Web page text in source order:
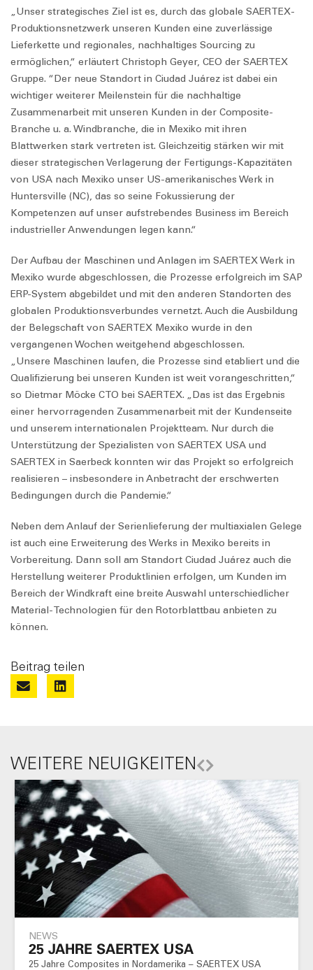
„Unser strategisches Ziel ist es, durch das globale SAERTEX-
Produktionsnetzwerk unseren Kunden eine zuverlässige
Lieferkette und regionales, nachhaltiges Sourcing zu
ermöglichen,“ erläutert Christoph Geyer, CEO der SAERTEX
Gruppe. “Der neue Standort in Ciudad Juárez ist dabei ein
wichtiger weiterer Meilenstein für die nachhaltige
Zusammenarbeit mit unseren Kunden in der Composite-
Branche u. a. Windbranche, die in Mexiko mit ihren
Blattwerken stark vertreten ist. Gleichzeitig stärken wir mit
dieser strategischen Verlagerung der Fertigungs-Kapazitäten
von USA nach Mexiko unser US-amerikanisches Werk in
Huntersville (NC), das so seine Fokussierung der
Kompetenzen auf unser aufstrebendes Business im Bereich
industrieller Anwendungen legen kann.“
Der Aufbau der Maschinen und Anlagen im SAERTEX Werk in
Mexiko wurde abgeschlossen, die Prozesse erfolgreich im SAP
ERP-System abgebildet und mit den anderen Standorten des
globalen Produktionsverbundes vernetzt. Auch die Ausbildung
der Belegschaft von SAERTEX Mexiko wurde in den
vergangenen Wochen weitgehend abgeschlossen.
„Unsere Maschinen laufen, die Prozesse sind etabliert und die
Qualifizierung bei unseren Kunden ist weit vorangeschritten,“
so Dietmar Möcke CTO bei SAERTEX. „Das ist das Ergebnis
einer hervorragenden Zusammenarbeit mit der Kundenseite
und unserem internationalen Projektteam. Nur durch die
Unterstützung der Spezialisten von SAERTEX USA und
SAERTEX in Saerbeck konnten wir das Projekt so erfolgreich
realisieren – insbesondere in Anbetracht der erschwerten
Bedingungen durch die Pandemie.“
Neben dem Anlauf der Serienlieferung der multiaxialen Gelege
ist auch eine Erweiterung des Werks in Mexiko bereits in
Vorbereitung. Dann soll am Standort Ciudad Juárez auch die
Herstellung weiterer Produktlinien erfolgen, um Kunden im
Bereich der Windkraft eine breite Auswahl unterschiedlicher
Material-Technologien für den Rotorblattbau anbieten zu
können.
Beitrag teilen
WEITERE NEUIGKEITEN
NEWS
25 JAHRE SAERTEX USA
25 Jahre Composites in Nordamerika – SAERTEX USA